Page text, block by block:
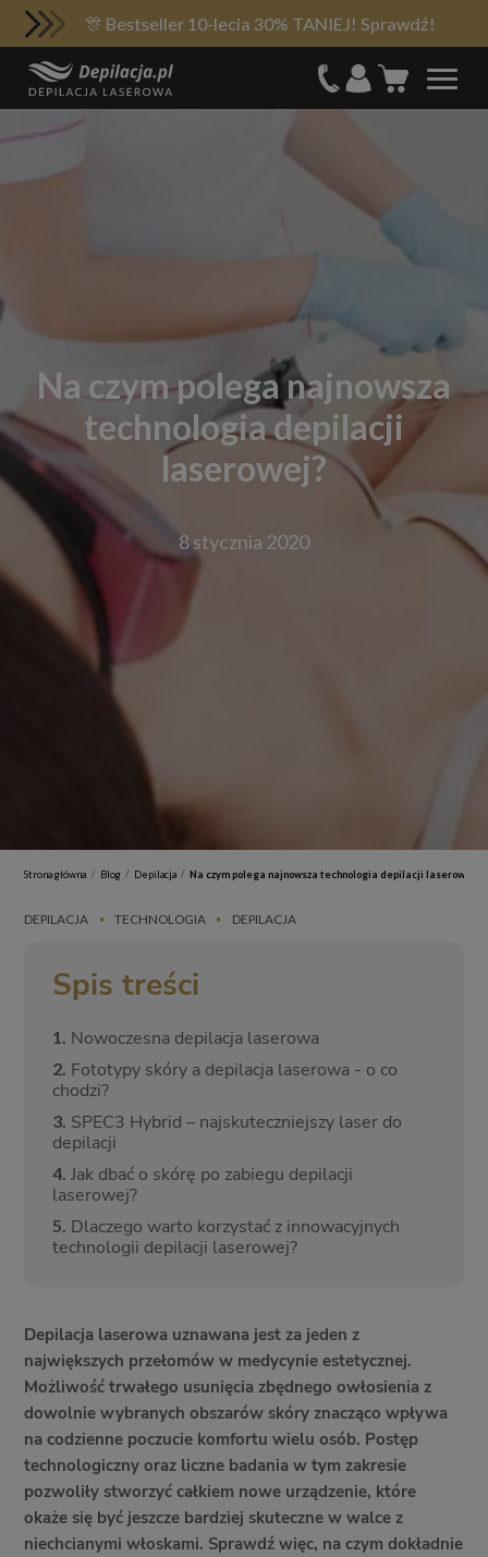
🎊 Bestseller 10-lecia 30% TANIEJ! Sprawdź!
Na czym polega najnowsza
technologia depilacji
laserowej?
8 stycznia 2020
Strona główna / Blog / Depilacja / Na czym polega najnowsza technologia depilacji laserowej?
DEPILACJA • TECHNOLOGIA • DEPILACJA
Spis treści
1. Nowoczesna depilacja laserowa
2. Fototypy skóry a depilacja laserowa - o co
chodzi?
3. SPEC3 Hybrid – najskuteczniejszy laser do
depilacji
4. Jak dbać o skórę po zabiegu depilacji
laserowej?
5. Dlaczego warto korzystać z innowacyjnych
technologii depilacji laserowej?
Depilacja laserowa uznawana jest za jeden z
największych przełomów w medycynie estetycznej.
Możliwość trwałego usunięcia zbędnego owłosienia z
dowolnie wybranych obszarów skóry znacząco wpływa
na codzienne poczucie komfortu wielu osób. Postęp
technologiczny oraz liczne badania w tym zakresie
pozwoliły stworzyć całkiem nowe urządzenie, które
okaże się być jeszcze bardziej skuteczne w walce z
niechcianymi włoskami. Sprawdź więc, na czym dokładnie